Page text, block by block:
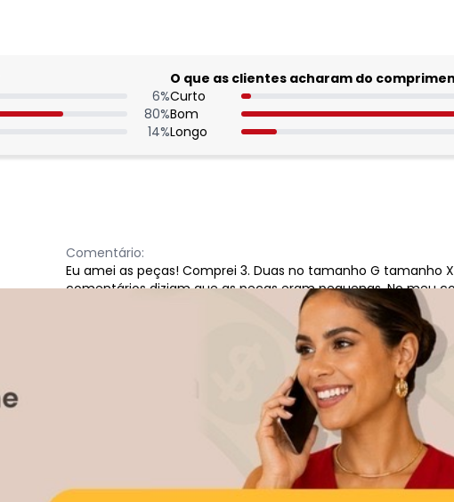
6%
80%
14%
O que as clientes acharam do
Curto
Bom
Longo
Comentário:
Eu amei as peças! Comprei 3. Duas no tamanho G tamanho
comentários diziam que as peças eram pequenas. No meu
até o M tbm daria. Peso 61 kilos, tenho 155 de altura, busto
cintura 85. Amei! Enviaram a mercadoria a tempo e